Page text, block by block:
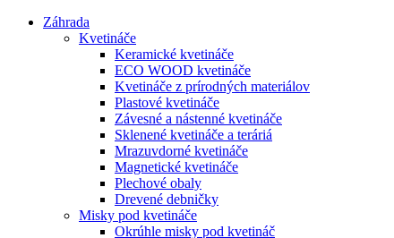
Záhrada
Kvetináče
Keramické kvetináče
ECO WOOD kvetináče
Kvetináče z prírodných materiálov
Plastové kvetináče
Závesné a nástenné kvetináče
Sklenené kvetináče a teráriá
Mrazuvdorné kvetináče
Magnetické kvetináče
Plechové obaly
Drevené debničky
Misky pod kvetináče
Okrúhle misky pod kvetináč